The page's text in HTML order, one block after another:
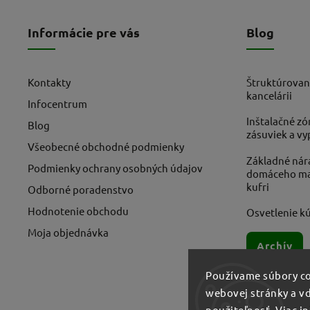
Používame súbory
webovej stránky a
Informácie pre vás
Kontakty
Infocentrum
Blog
Všeobecné obchodné podmienky
Podmienky ochrany osobných údajov
Odborné poradenstvo
Hodnotenie obchodu
Moja objednávka
Blog
kancelárii
Inštalačné
zásuviek a
Základné
domáceho
kufri
Osvetlenie
Archív